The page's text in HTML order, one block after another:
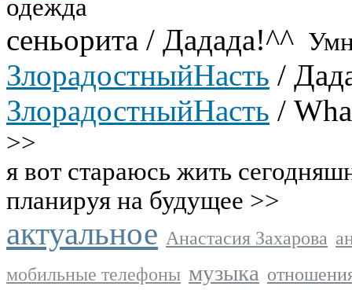
одежда
сеньорита / Дадада!^^
ЗлорадостныйНасть /
ЗлорадостныйНасть /
>>
я вот стараюсь жить
планируя на будущее >>
актуальное Анастасия Захарова
мобильные телефоны музыка